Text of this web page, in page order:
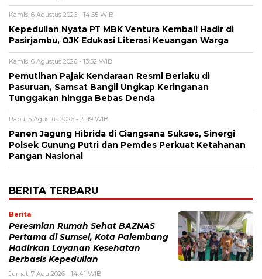
Kamis, 6 Agustus 2026 - 14:55 WIB
Kepedulian Nyata PT MBK Ventura Kembali Hadir di
Pasirjambu, OJK Edukasi Literasi Keuangan Warga
Kamis, 6 Agustus 2026 - 13:52 WIB
Pemutihan Pajak Kendaraan Resmi Berlaku di
Pasuruan, Samsat Bangil Ungkap Keringanan
Tunggakan hingga Bebas Denda
Rabu, 5 Agustus 2026 - 21:19 WIB
Panen Jagung Hibrida di Ciangsana Sukses, Sinergi
Polsek Gunung Putri dan Pemdes Perkuat Ketahanan
Pangan Nasional
BERITA TERBARU
Berita
Peresmian Rumah Sehat BAZNAS
Pertama di Sumsel, Kota Palembang
Hadirkan Layanan Kesehatan
Berbasis Kepedulian
Jumat, 7 Agu 2026 - 14:41 WIB